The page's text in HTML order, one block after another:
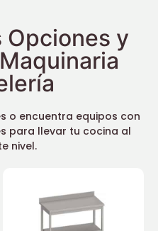
Opciones y
o encuentra equipos con
para llevar tu cocina al
nivel.